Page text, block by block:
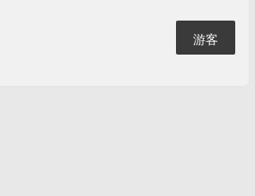
游客